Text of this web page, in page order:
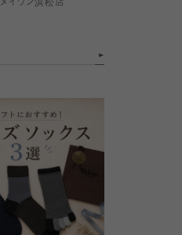
メイワン浜松店